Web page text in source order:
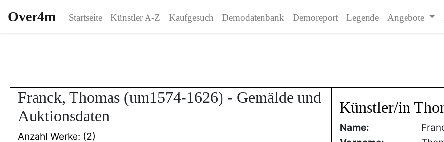
Over4m Startseite Künstler A-Z Kaufgesuch Demodatenbank Demoreport Legende Angebote
Franck, Thomas (um1574-1626) - Gemälde und
Auktionsdaten
Anzahl Werke: (2)
Künstler/in
Name: